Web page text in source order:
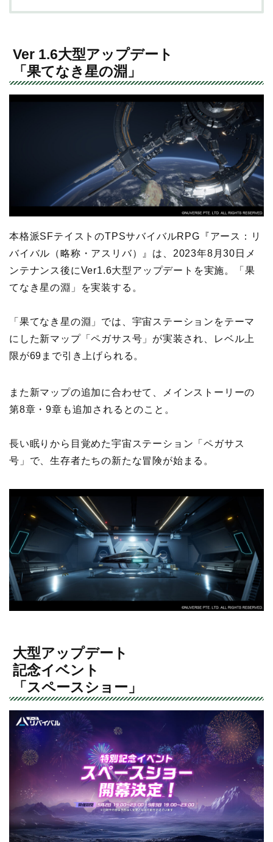
Ver 1.6大型アップデート
「果てなき星の淵」
本格派SFテイストのTPSサバイバルRPG『アース：リ
バイバル（略称・アスリバ）』は、2023年8月30日メ
ンテナンス後にVer1.6大型アップデートを実施。「果
てなき星の淵」を実装する。
「果てなき星の淵」では、宇宙ステーションをテーマ
にした新マップ「ペガサス号」が実装され、レベル上
限が69まで引き上げられる。
また新マップの追加に合わせて、メインストーリーの
第8章・9章も追加されるとのこと。
長い眠りから目覚めた宇宙ステーション「ペガサス
号」で、生存者たちの新たな冒険が始まる。
大型アップデート
記念イベント
「スペースショー」